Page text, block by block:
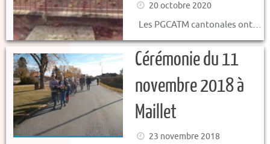
20 octobre 2020
Les PGCATM cantonales ont…
Cérémonie du 11
novembre 2018 à
Maillet
23 novembre 2018